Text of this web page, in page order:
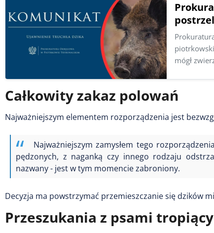
mógł
Całkowity zakaz polowań
Najważniejszym elementem rozporządzenia jest
Najważniejszym zamysłem tego
pędzonych, z naganką czy innego rodzaju
nazwany - jest w tym momencie zabroniony.
Decyzja ma powstrzymać przemieszczanie się dzików
Przeszukania z psami